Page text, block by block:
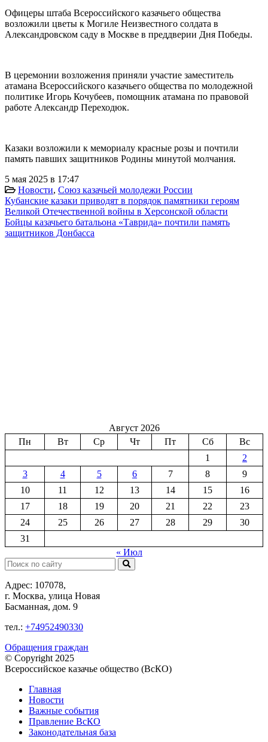
Офицеры штаба Всероссийского казачьего общества
возложили цветы к Могиле Неизвестного солдата в
Александровском саду в Москве в преддверии Дня Победы.
В церемонии возложения приняли участие заместитель
атамана Всероссийского казачьего общества по молодежной
политике Игорь Кочубеев, помощник атамана по правовой
работе Александр Переходюк.
Казаки возложили к мемориалу красные розы и почтили
память павших защитников Родины минутой молчания.
5 мая 2025 в 17:47
Новости, Союз казачьей молодежи России
Кубанские казаки приводят в порядок памятники героям
Великой Отечественной войны в Херсонской области
Бойцы казачьего батальона «Таврида» почтили память
защитников Донбасса
Август 2026
Пн
Вт Ср Чт Пт Сб
Вс
1
2
3
4 5 6 7 8
9
10
11 12 13 14 15
16
17
18 19 20 21 22
23
24
25 26 27 28 29
30
31
« Июл
Поиск:
Адрес: 107078,
г. Москва, улица Новая
Басманная, дом. 9
тел.: +74952490330
Обращения граждан
© Copyright 2025
Всероссийское казачье общество (ВсКО)
Главная
Новости
Важные события
Правление ВсКО
Законодательная база